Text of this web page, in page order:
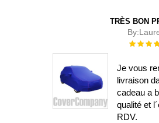
TRÈS BON
By:
Je vous
livraison
cadeau a
qualité et
RDV.